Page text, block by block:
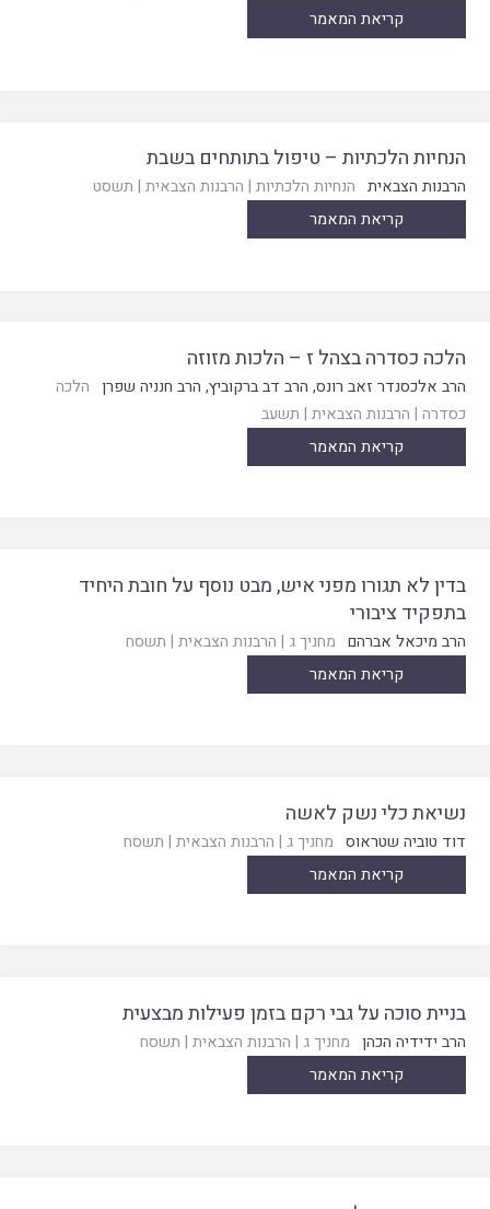
קריאת המאמר
הנחיות הלכתיות – טיפול בתותחים בשבת
הרבנות הצבאית הנחיות הלכתיות | הרבנות הצבאית | תשסט
קריאת המאמר
הלכה כסדרה בצהל ז – הלכות מזוזה
הרב אלכסנדר זאב רונס, הרב דב ברקוביץ, הרב חנניה שפרן הלכה
כסדרה | הרבנות הצבאית | תשעב
קריאת המאמר
בדין לא תגורו מפני איש, מבט נוסף על חובת היחיד
בתפקיד ציבורי
הרב מיכאל אברהם מחניך ג | הרבנות הצבאית | תשסח
קריאת המאמר
נשיאת כלי נשק לאשה
דוד טוביה שטראוס מחניך ג | הרבנות הצבאית | תשסח
קריאת המאמר
בניית סוכה על גבי רקם בזמן פעילות מבצעית
הרב ידידיה הכהן מחניך ג | הרבנות הצבאית | תשסח
קריאת המאמר